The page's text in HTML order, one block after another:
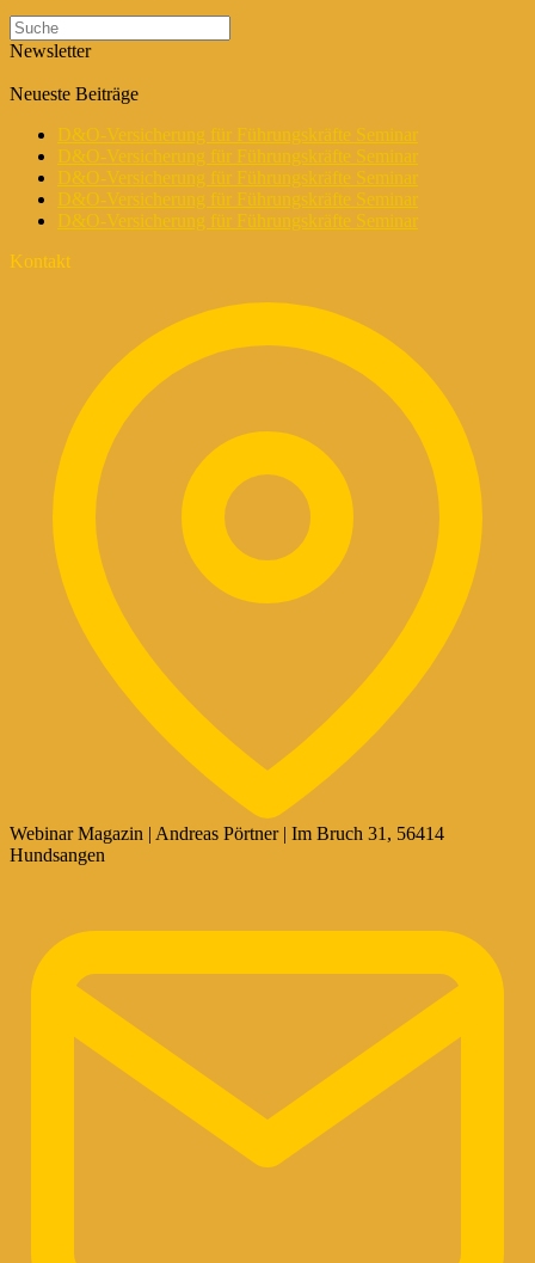
Newsletter
Neueste Beiträge
D&O-Versicherung für Führungskräfte Seminar
D&O-Versicherung für Führungskräfte Seminar
D&O-Versicherung für Führungskräfte Seminar
D&O-Versicherung für Führungskräfte Seminar
D&O-Versicherung für Führungskräfte Seminar
Kontakt
Webinar Magazin | Andreas Pörtner | Im Bruch 31, 56414
Hundsangen